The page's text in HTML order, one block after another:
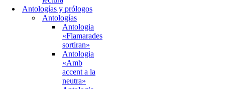
Antologías y prólogos
Antologías
Antologia
«Flamarades
sortiran»
Antologia
«Amb
accent a la
neutra»